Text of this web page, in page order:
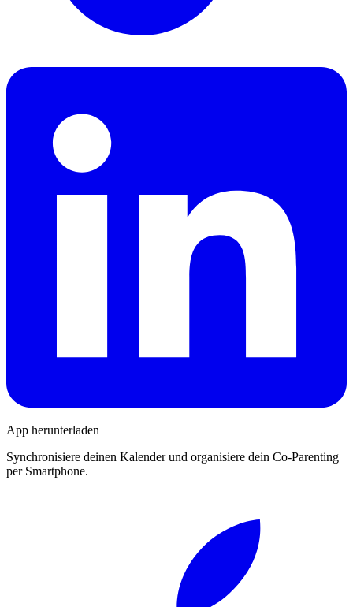
App herunterladen
Synchronisiere deinen Kalender und organisiere dein Co-Parenting
per Smartphone.